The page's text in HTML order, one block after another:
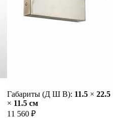
Габариты (Д Ш В): 11.5 × 22.5
× 11.5 cм
11 560 ₽